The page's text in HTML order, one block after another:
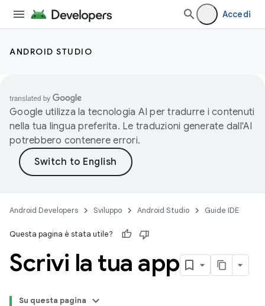
Accedi
ANDROID STUDIO
Google utilizza la tecnologia AI per tradurre i contenuti
nella tua lingua preferita. Le traduzioni generate dall'AI
potrebbero contenere errori.
Android Developers Sviluppo Android Studio Guide IDE
Questa pagina è stata utile?
Scrivi la tua app
Su questa pagina